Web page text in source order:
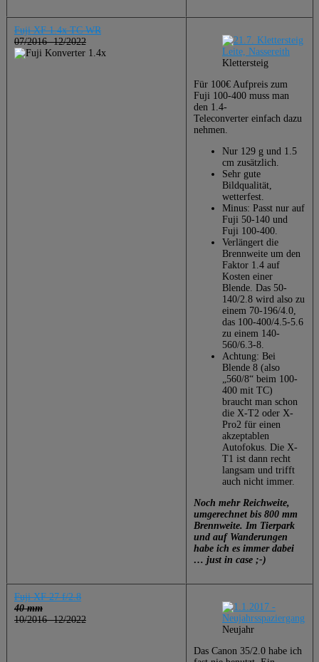
Fuji XF 1.4x TC WR
07/2016 -12/2022
Klettersteig
Für 100€ Aufpreis zum
Fuji 100-400 muss man
den 1.4-
Teleconverter einfach dazu
nehmen.
Nur 129 g und 1.5
cm zusätzlich.
Sehr gute
Bildqualität,
wetterfest.
Minus: Passt nur auf
Fuji 50-140 und
Fuji 100-400.
Verlängert die
Brennweite um den
Faktor 1.4 auf
Kosten einer
Blende. Das 50-
140/2.8 wird also zu
einem 70-196/4.0,
das 100-400/4.5-5.6
zu einem 140-
560/6.3-8.
Achtung: Bei
Blende 8 (also
„560/8“ beim 100-
400 mit TC)
braucht man schon
die X-T2 oder X-
Pro2 für einen
akzeptablen
Autofokus. Die X-
T1 ist dann recht
langsam und trifft
auch nicht immer.
Noch mehr Reichweite,
umgerechnet bis 800 mm
Brennweite. Im Tierpark
und auf Wanderungen
habe ich es immer dabei
… just in case ;-)
Fuji XF 27 f/2.8
40 mm
10/2016 -12/2022
Neujahr
Das Canon 35/2.0 habe ich